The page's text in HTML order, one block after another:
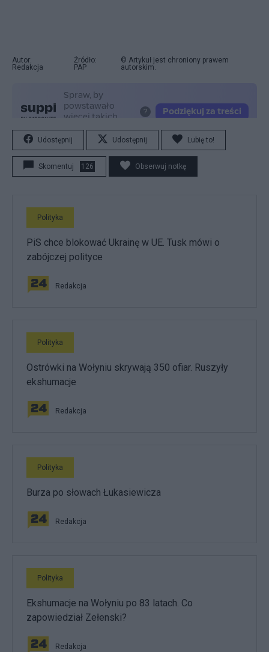
Autor:
Redakcja
Źródło:
PAP
© Artykuł jest chroniony prawem
autorskim.
Udostępnij Udostępnij Lubię to!
Skomentuj 126 Obserwuj notkę
Polityka
PiS chce blokować Ukrainę w UE. Tusk mówi o
zabójczej polityce
Redakcja
Polityka
Ostrówki na Wołyniu skrywają 350 ofiar. Ruszyły
ekshumacje
Redakcja
Polityka
Burza po słowach Łukasiewicza
Redakcja
Polityka
Ekshumacje na Wołyniu po 83 latach. Co
zapowiedział Zełenski?
Redakcja